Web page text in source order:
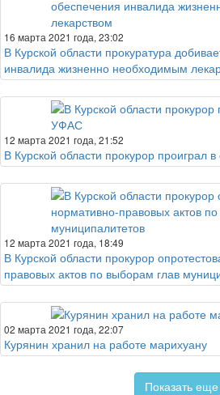
16 марта 2021 года, 23:02
В Курской области прокуратура
инвалида жизненно необходимым
12 марта 2021 года, 21:52
В Курской области прокурор проиграл
12 марта 2021 года, 18:49
В Курской области прокурор
правовых актов по выборам глав
02 марта 2021 года, 22:07
Курянин хранил на работе марихуану
Показать еще